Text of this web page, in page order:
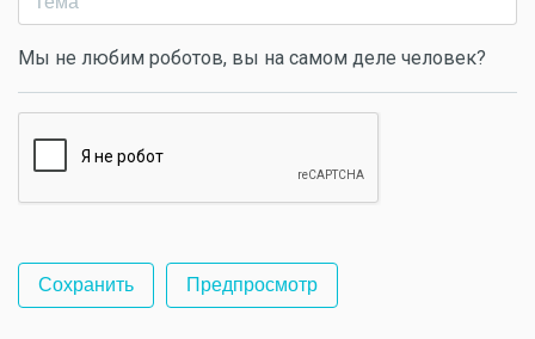
Мы не любим роботов, вы на самом деле человек?